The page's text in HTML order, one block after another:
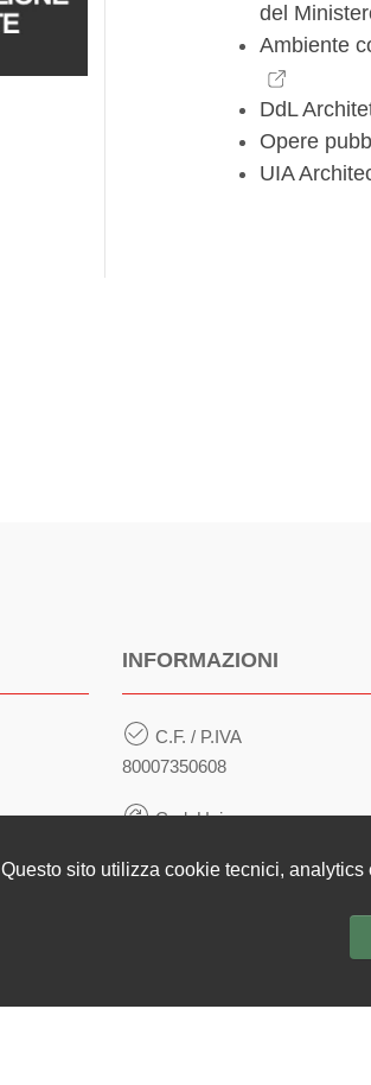
Questo sito utilizza cookie tecnici,
del
Ambiente
DdL
Opere
UIA
INFORMAZIONI
C.F. / P.IVA
80007350608
Cod. Univoco